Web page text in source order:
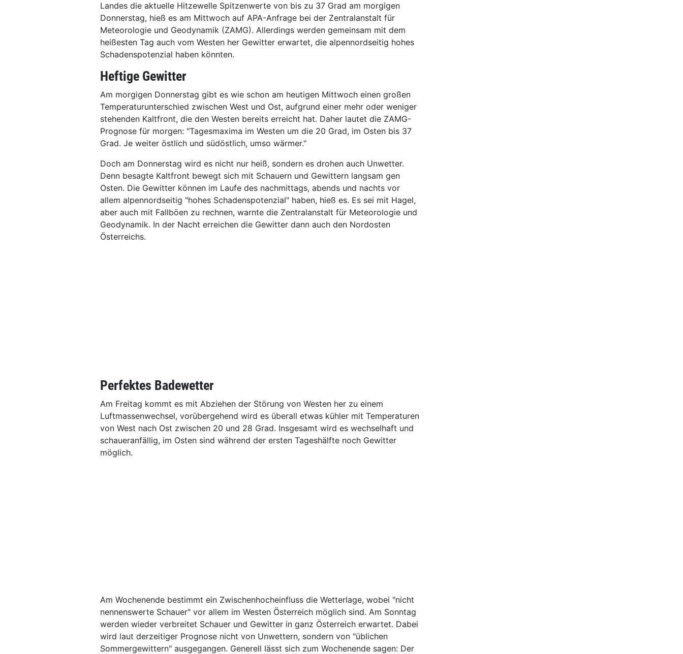
Landes die aktuelle Hitzewelle Spitzenwerte von bis zu 37 Grad am morgigen
Donnerstag, hieß es am Mittwoch auf APA-Anfrage bei der Zentralanstalt für
Meteorologie und Geodynamik (ZAMG). Allerdings werden gemeinsam mit dem
heißesten Tag auch vom Westen her Gewitter erwartet, die alpennordseitig hohes
Schadenspotenzial haben könnten.
Heftige Gewitter
Am morgigen Donnerstag gibt es wie schon am heutigen Mittwoch einen großen
Temperaturunterschied zwischen West und Ost, aufgrund einer mehr oder weniger
stehenden Kaltfront, die den Westen bereits erreicht hat. Daher lautet die ZAMG-
Prognose für morgen: "Tagesmaxima im Westen um die 20 Grad, im Osten bis 37
Grad. Je weiter östlich und südöstlich, umso wärmer."
Doch am Donnerstag wird es nicht nur heiß, sondern es drohen auch Unwetter.
Denn besagte Kaltfront bewegt sich mit Schauern und Gewittern langsam gen
Osten. Die Gewitter können im Laufe des nachmittags, abends und nachts vor
allem alpennordseitig "hohes Schadenspotenzial" haben, hieß es. Es sei mit Hagel,
aber auch mit Fallböen zu rechnen, warnte die Zentralanstalt für Meteorologie und
Geodynamik. In der Nacht erreichen die Gewitter dann auch den Nordosten
Österreichs.
Perfektes Badewetter
Am Freitag kommt es mit Abziehen der Störung von Westen her zu einem
Luftmassenwechsel, vorübergehend wird es überall etwas kühler mit Temperaturen
von West nach Ost zwischen 20 und 28 Grad. Insgesamt wird es wechselhaft und
schaueranfällig, im Osten sind während der ersten Tageshälfte noch Gewitter
möglich.
Am Wochenende bestimmt ein Zwischenhocheinfluss die Wetterlage, wobei "nicht
nennenswerte Schauer" vor allem im Westen Österreich möglich sind. Am Sonntag
werden wieder verbreitet Schauer und Gewitter in ganz Österreich erwartet. Dabei
wird laut derzeitiger Prognose nicht von Unwettern, sondern von "üblichen
Sommergewittern" ausgegangen. Generell lässt sich zum Wochenende sagen: Der